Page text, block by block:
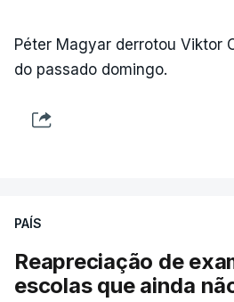
Péter Magyar derrotou Viktor
do passado domingo.
PAÍS
Reapreciação de
escolas que ainda